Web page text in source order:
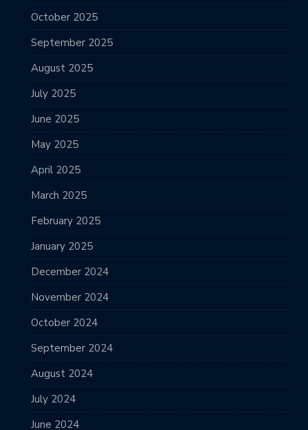
October 2025
September 2025
August 2025
July 2025
June 2025
May 2025
April 2025
March 2025
February 2025
January 2025
December 2024
November 2024
October 2024
September 2024
August 2024
July 2024
June 2024